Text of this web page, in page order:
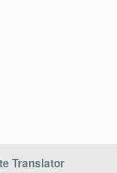
Translator